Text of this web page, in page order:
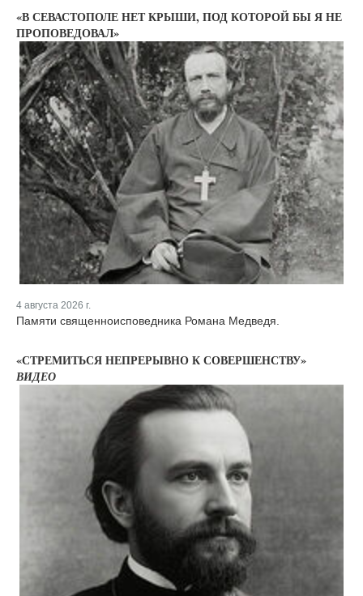
«В СЕВАСТОПОЛЕ НЕТ КРЫШИ, ПОД КОТОРОЙ БЫ Я НЕ
ПРОПОВЕДОВАЛ»
4 августа 2026 г.
Памяти священноисповедника Романа Медведя.
«СТРЕМИТЬСЯ НЕПРЕРЫВНО К СОВЕРШЕНСТВУ»
ВИДЕО